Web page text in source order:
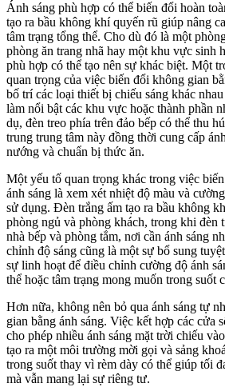
Ánh sáng phù hợp có thể biến đổi hoàn
tạo ra bầu không khí quyến rũ giúp nâng
tâm trạng tổng thể. Cho dù đó là một
phòng ăn trang nhã hay một khu vực sinh
phù hợp có thể tạo nên sự khác biệt. Một
quan trọng của việc biến đổi không gian
bố trí các loại thiết bị chiếu sáng khác
làm nổi bật các khu vực hoặc thành phần
dụ, đèn treo phía trên đảo bếp có thể thu
trung trung tâm này đồng thời cung cấp
nướng và chuẩn bị thức ăn.
Một yếu tố quan trọng khác trong việc
ánh sáng là xem xét nhiệt độ màu và
sử dụng. Đèn trắng ấm tạo ra bầu không
phòng ngủ và phòng khách, trong khi đèn
nhà bếp và phòng tắm, nơi cần ánh sáng
chỉnh độ sáng cũng là một sự bổ sung
sự linh hoạt để điều chỉnh cường độ ánh
thể hoặc tâm trạng mong muốn trong suốt
Hơn nữa, không nên bỏ qua ánh sáng tự
gian bằng ánh sáng. Việc kết hợp các cửa
cho phép nhiều ánh sáng mặt trời chiếu
tạo ra một môi trường mời gọi và sảng
trong suốt thay vì rèm dày có thể giúp tối
mà vẫn mang lại sự riêng tư.